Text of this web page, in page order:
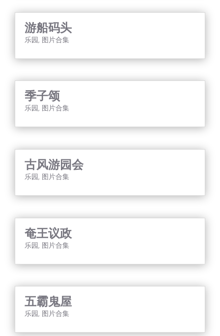
游船码头
乐园, 图片合集
季子颂
乐园, 图片合集
古风游园会
乐园, 图片合集
奄王议政
乐园 图片合集
五霸鬼屋
乐园, 图片合集